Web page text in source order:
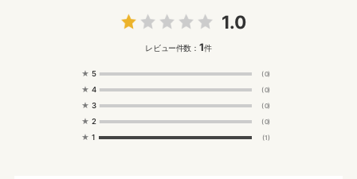
1.0
レビュー件数： 1件
★ 5 (0)
★ 4 (0)
★ 3 (0)
★ 2 (0)
★ 1 (1)